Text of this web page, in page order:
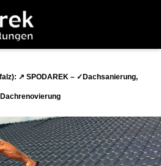
↗️ SPODAREK – ✓Dachsanierung,